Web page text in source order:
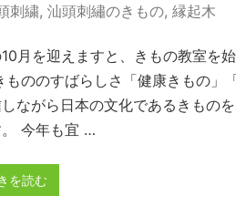
刺繍, 汕頭刺繡のきもの, 縁起木
月を迎えますと、きもの教室を
もののすばらしさ「健康きもの」
ながら日本の文化であるきもの
今年も宜 …
を読む